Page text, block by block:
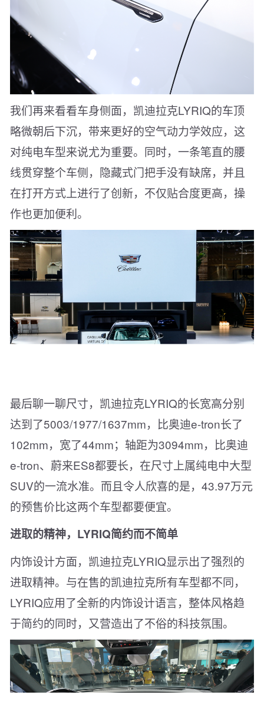
我们再来看看车身侧面，凯迪拉克LYRIQ的车顶
略微朝后下沉，带来更好的空气动力学效应，这
对纯电车型来说尤为重要。同时，一条笔直的腰
线贯穿整个车侧，隐藏式门把手没有缺席，并且
在打开方式上进行了创新，不仅贴合度更高，操
作也更加便利。
最后聊一聊尺寸，凯迪拉克LYRIQ的长宽高分别
达到了5003/1977/1637mm，比奥迪e-tron长了
102mm，宽了44mm；轴距为3094mm，比奥迪
e-tron、蔚来ES8都要长，在尺寸上属纯电中大型
SUV的一流水准。而且令人欣喜的是，43.97万元
的预售价比这两个车型都要便宜。
进取的精神，LYRIQ简约而不简单
内饰设计方面，凯迪拉克LYRIQ显示出了强烈的
进取精神。与在售的凯迪拉克所有车型都不同，
LYRIQ应用了全新的内饰设计语言，整体风格趋
于简约的同时，又营造出了不俗的科技氛围。